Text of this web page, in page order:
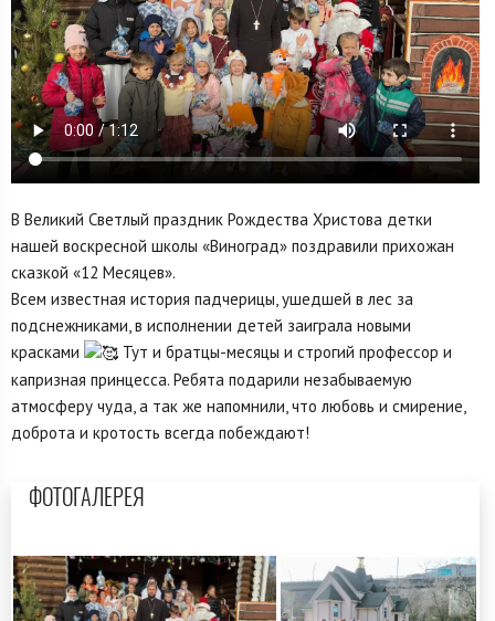
В Великий Светлый праздник Рождества Христова детки
нашей воскресной школы «Виноград» поздравили прихожан
сказкой «12 Месяцев».
Всем известная история падчерицы, ушедшей в лес за
подснежниками, в исполнении детей заиграла новыми
красками
Тут и братцы-месяцы и строгий профессор и
капризная принцесса. Ребята подарили незабываемую
атмосферу чуда, а так же напомнили, что любовь и смирение,
доброта и кротость всегда побеждают!
ФОТОГАЛЕРЕЯ